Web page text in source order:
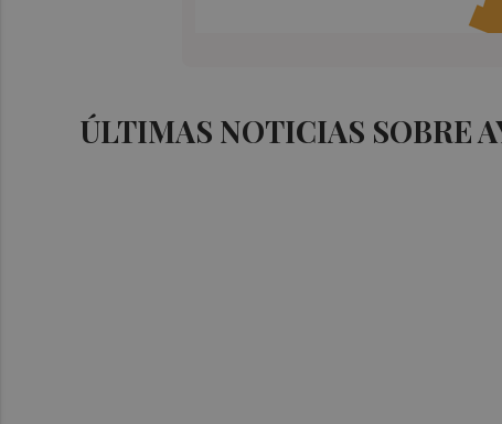
ÚLTIMAS NOTICIAS SOBRE